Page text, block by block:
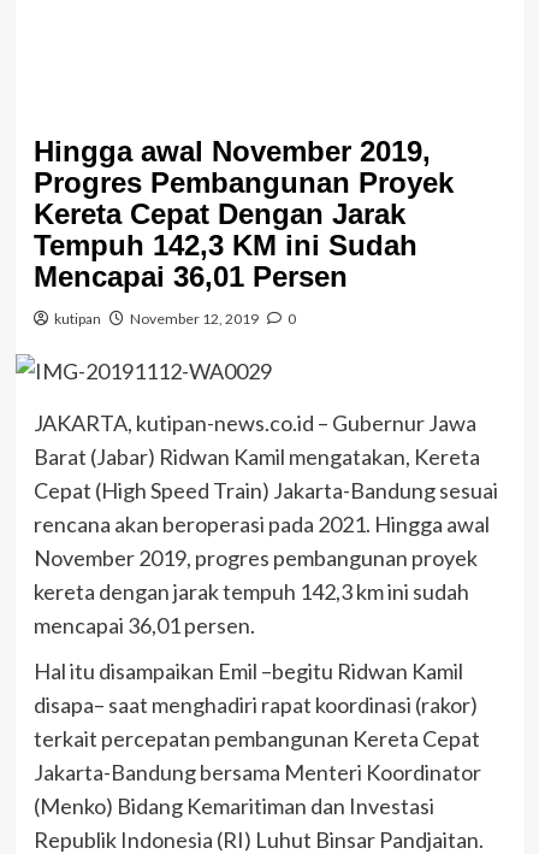
Hingga awal November 2019,
Progres Pembangunan Proyek
Kereta Cepat Dengan Jarak
Tempuh 142,3 KM ini Sudah
Mencapai 36,01 Persen
kutipan November 12, 2019 0
JAKARTA, kutipan-news.co.id – Gubernur Jawa
Barat (Jabar) Ridwan Kamil mengatakan, Kereta
Cepat (High Speed Train) Jakarta-Bandung sesuai
rencana akan beroperasi pada 2021. Hingga awal
November 2019, progres pembangunan proyek
kereta dengan jarak tempuh 142,3 km ini sudah
mencapai 36,01 persen.
Hal itu disampaikan Emil –begitu Ridwan Kamil
disapa– saat menghadiri rapat koordinasi (rakor)
terkait percepatan pembangunan Kereta Cepat
Jakarta-Bandung bersama Menteri Koordinator
(Menko) Bidang Kemaritiman dan Investasi
Republik Indonesia (RI) Luhut Binsar Pandjaitan.